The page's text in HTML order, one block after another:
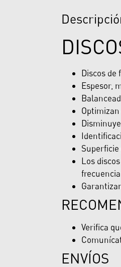
Discos de
Espesor,
Los
Verifica
ENVÍOS